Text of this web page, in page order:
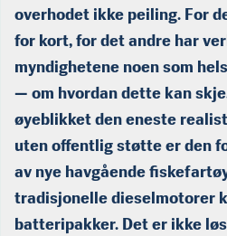
overhodet ikke peiling. For
for kort, for det andre har
myndighetene noen som
— om hvordan dette kan
øyeblikket den eneste
uten offentlig støtte er den
av nye havgående
tradisjonelle dieselmotorer
batteripakker. Det er ikke